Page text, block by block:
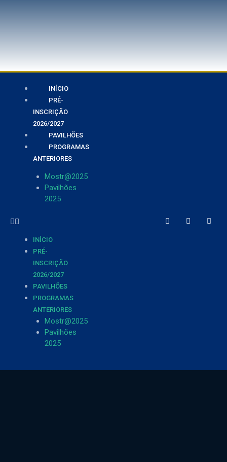
INÍCIO
PRÉ-
INSCRIÇÃO
2026/2027
PAVILHÕES
PROGRAMAS
ANTERIORES
Mostr@2025
Pavilhões
2025
INÍCIO
PRÉ-
INSCRIÇÃO
2026/2027
PAVILHÕES
PROGRAMAS
ANTERIORES
Mostr@2025
Pavilhões
2025